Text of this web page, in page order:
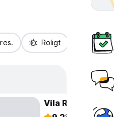
Roligt
Vila Rock Hostel